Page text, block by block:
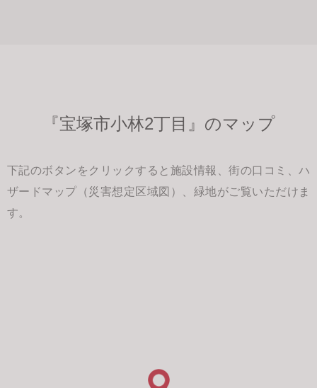
『宝塚市小林2丁目』のマップ
下記のボタンをクリックすると施設情報、街の口コミ、ハ
ザードマップ（災害想定区域図）、緑地がご覧いただけま
す。